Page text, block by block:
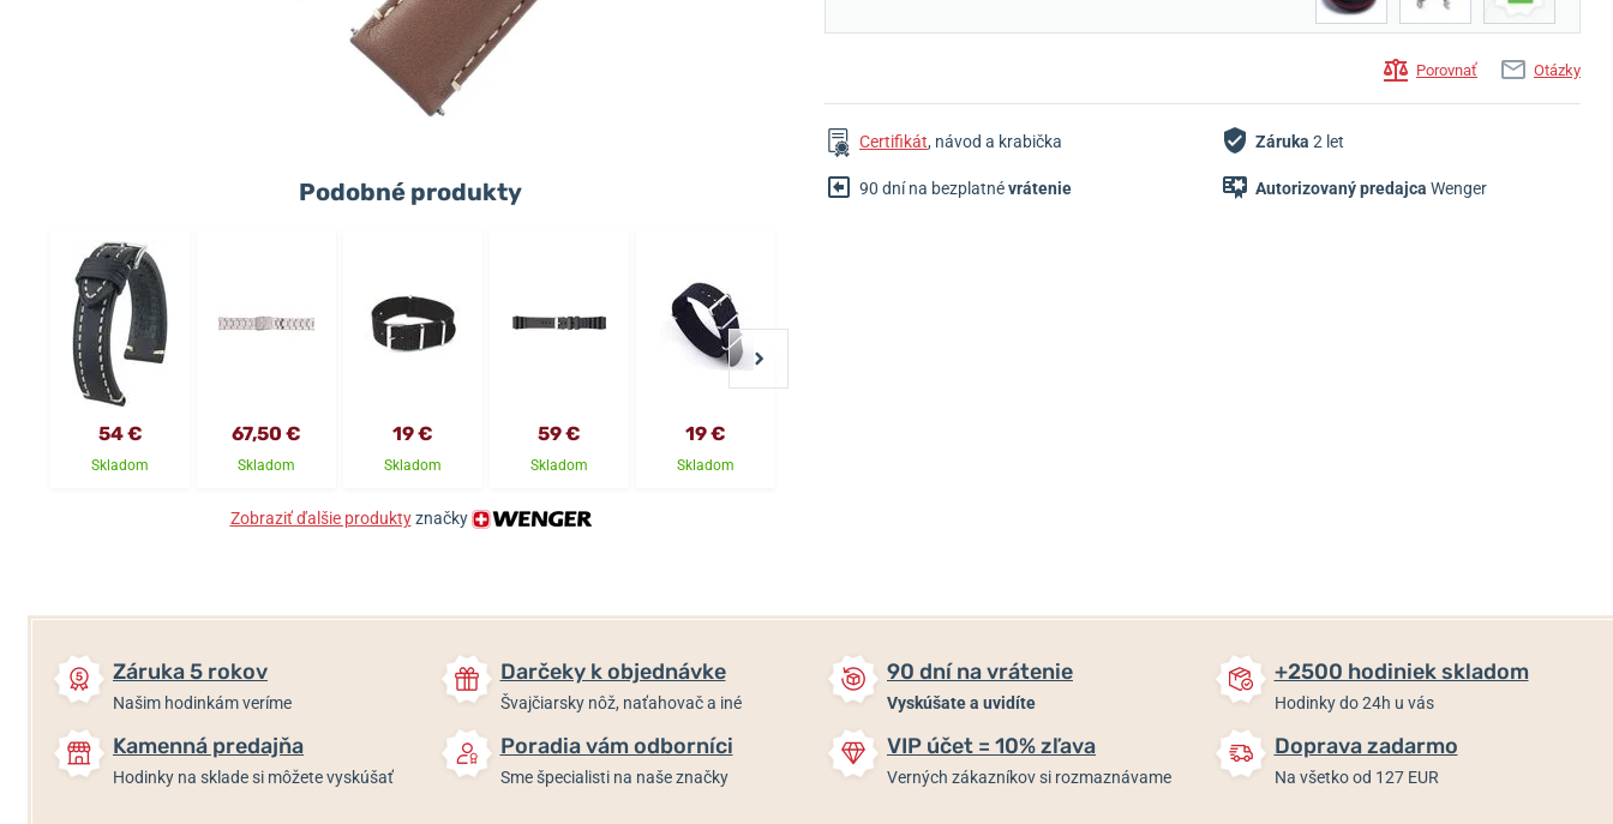
Porovnať Otázky
Certifikát, návod a krabička Záruka 2 let
90 dní na bezplatnévrátenie Autorizovaný predajca Wenger
Podobné produkty
54 €
Skladom
67,50 €
Skladom
19 €
Skladom
59 €
Skladom
19 €
Skladom
Zobraziť ďalšie produktyznačky
Záruka 5 rokov
Našim hodinkám veríme
Darčeky k objednávke
Švajčiarsky nôž, naťahovač a iné
90 dní na vrátenie
Vyskúšate a uvidíte
+2500 hodiniek skladom
Hodinky do 24h u vás
Kamenná predajňa
Hodinky na sklade si môžete vyskúšať
Poradia vám odborníci
Sme špecialisti na naše značky
VIP účet = 10% zľava
Verných zákazníkov si rozmaznávame
Doprava zadarmo
Na všetko od 127 EUR